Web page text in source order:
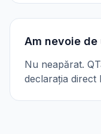
Am nevoie de
Nu neapărat.
declarația direct